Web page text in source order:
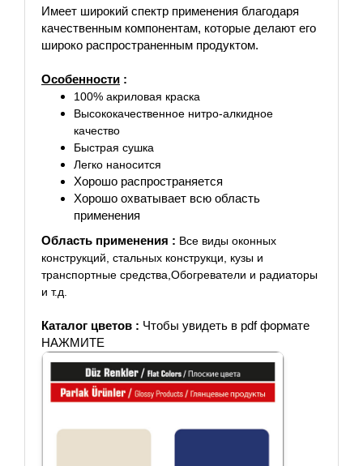
Имеет широкий спектр применения благодаря
качественным компонентам, которые делают его
широко распространенным продуктом.
Особенности :
100% акриловая краска
Высококачественное нитро-алкидное
качество
Быстрая сушка
Легко наносится
Хорошо распространяется
Хорошо охватывает всю область
применения
Область применения : Все виды оконных
конструкций, стальных конструкци, кузы и
транспортные средства, Обогреватели и радиаторы
и т.д.
Каталог цветов : Чтобы увидеть в pdf формате
НАЖМИТЕ